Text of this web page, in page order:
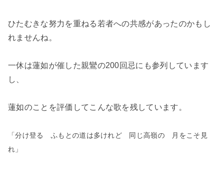
ひたむきな努力を重ねる若者への共感があったのかもし
れませんね。
一休は蓮如が催した親鸞の200回忌にも参列しています
し、
蓮如のことを評価してこんな歌を残しています。
「分け登る ふもとの道は多けれど 同じ高嶺の 月をこそ見
れ」